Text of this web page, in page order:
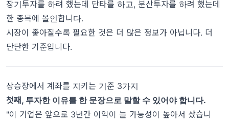
장기투자를 하려 했는데 단타를 하고, 분산투자를 하려 했는데
한 종목에 올인합니다.
시장이 좋아질수록 필요한 것은 더 많은 정보가 아닙니다. 더
단단한 기준입니다.
상승장에서 계좌를 지키는 기준 3가지
첫째, 투자한 이유를 한 문장으로 말할 수 있어야 합니다.
"이 기업은 앞으로 3년간 이익이 늘 가능성이 높아서 샀습니